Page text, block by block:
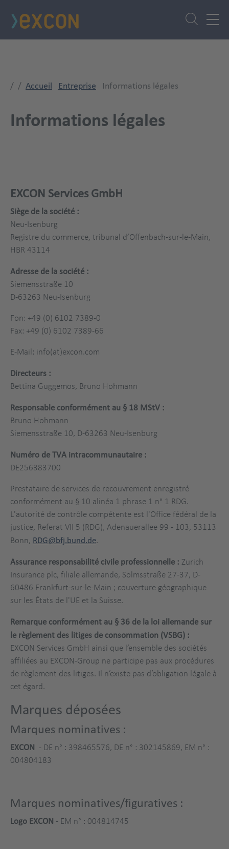
Accueil Entreprise Informations légales
Informations légales
EXCON Services GmbH
Siège de la société :
Neu-Isenburg
Registre du commerce, tribunal d’Offenbach-sur-le-Main,
HBR 43114
Adresse de la société :
Siemensstraße 10
D-63263 Neu-Isenburg
Fon: +49 (0) 6102 7389-0
Fax: +49 (0) 6102 7389-66
E-Mail: info(at)excon.com
Directeurs :
Bettina Guggemos, Bruno Hohmann
Responsable conformément au § 18 MStV :
Bruno Hohmann
Siemensstraße 10, D-63263 Neu-Isenburg
Numéro de TVA intracommunautaire :
DE256383700
Prestataire de services de recouvrement enregistré
conformément au § 10 alinéa 1 phrase 1 n° 1 RDG.
L'autorité de contrôle compétente est l'Office fédéral de la
justice, Referat VII 5 (RDG), Adenauerallee 99 - 103, 53113
Bonn, RDG@bfj.bund.de.
Assurance responsabilité civile professionnelle : Zurich
Insurance plc, filiale allemande, Solmsstraße 27-37, D-
60486 Frankfurt-sur-le-Main ; couverture géographique
sur les États de l'UE et la Suisse.
Remarque conformément au § 36 de la loi allemande sur
le règlement des litiges de consommation (VSBG) :
EXCON Services GmbH ainsi que l’ensemble des sociétés
affiliées au EXCON-Group ne participe pas aux procédures
de règlement des litiges. Il n’existe pas d’obligation légale à
cet égard.
Marques déposées
Marques nominatives :
EXCON - DE n° : 398465576, DE n° : 302145869, EM n° :
004804183
Marques nominatives/figuratives :
Logo EXCON - EM n° : 004814745